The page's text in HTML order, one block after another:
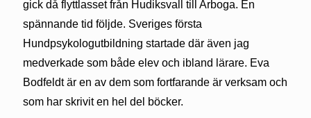
gick då flyttlasset från Hudiksvall till Arboga. En
spännande tid följde. Sveriges första
Hundpsykologutbildning startade där även jag
medverkade som både elev och ibland lärare. Eva
Bodfeldt är en av dem som fortfarande är verksam och
som har skrivit en hel del böcker.